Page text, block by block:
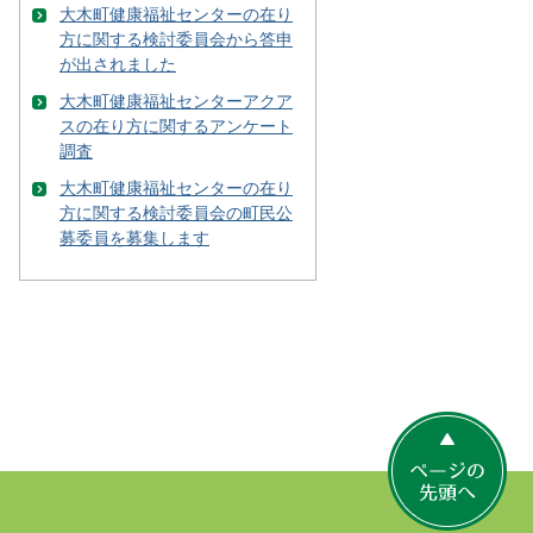
大木町健康福祉センターの在り
方に関する検討委員会から答申
が出されました
大木町健康福祉センターアクア
スの在り方に関するアンケート
調査
大木町健康福祉センターの在り
方に関する検討委員会の町民公
募委員を募集します
ー
ジ
の